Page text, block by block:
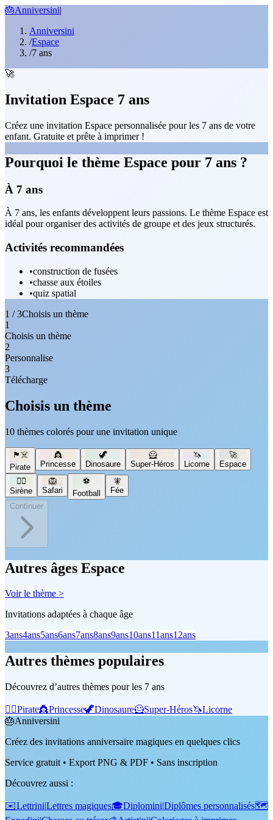
🎂Anniversini|
Anniversini
/Espace
/7 ans
🚀
Invitation Espace 7 ans
Créez une invitation Espace personnalisée pour les 7 ans de votre
enfant. Gratuite et prête à imprimer !
Pourquoi le thème Espace pour 7 ans ?
À 7 ans
À 7 ans, les enfants développent leurs passions. Le thème Espace est
idéal pour organiser des activités de groupe et des jeux structurés.
Activités recommandées
•construction de fusées
•chasse aux étoiles
•quiz spatial
1 / 3Choisis un thème
1
Choisis un thème
2
Personnalise
3
Télécharge
Choisis un thème
10 thèmes colorés pour une invitation unique
🏴‍☠️
Pirate
👸
Princesse
🦖
Dinosaure
🦸
Super-Héros
🦄
Licorne
🚀
Espace
🧜‍♀️
Sirène
🦁
Safari
⚽
Football
🧚
Fée
Continuer
Autres âges Espace
Voir le thème >
Invitations adaptées à chaque âge
3ans4ans5ans6ans7ans8ans9ans10ans11ans12ans
Autres thèmes populaires
Découvrez d’autres thèmes pour les 7 ans
🏴‍☠️Pirate👸Princesse🦖Dinosaure🦸Super-Héros🦄Licorne
🎂Anniversini
Créez des invitations anniversaire magiques en quelques clics
Service gratuit • Export PNG & PDF • Sans inscription
Découvrez aussi :
✉️Lettrini|Lettres magiques🎓Diplomini|Diplômes personnalisés🗺️